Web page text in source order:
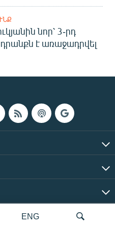
ENG
նոր՝ 3-րդ
է առաջադրվել
ռադիոկայան © 2026